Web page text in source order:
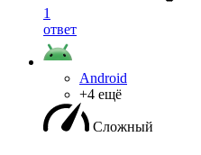
1
ответ
Android
+4 ещё
Сложный